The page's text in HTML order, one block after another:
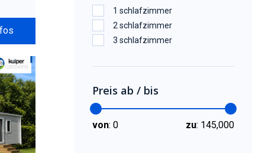
1 schlafzimmer
2 schlafzimmer
3 schlafzimmer
Preis ab / bis
von: 0 zu: 145,000